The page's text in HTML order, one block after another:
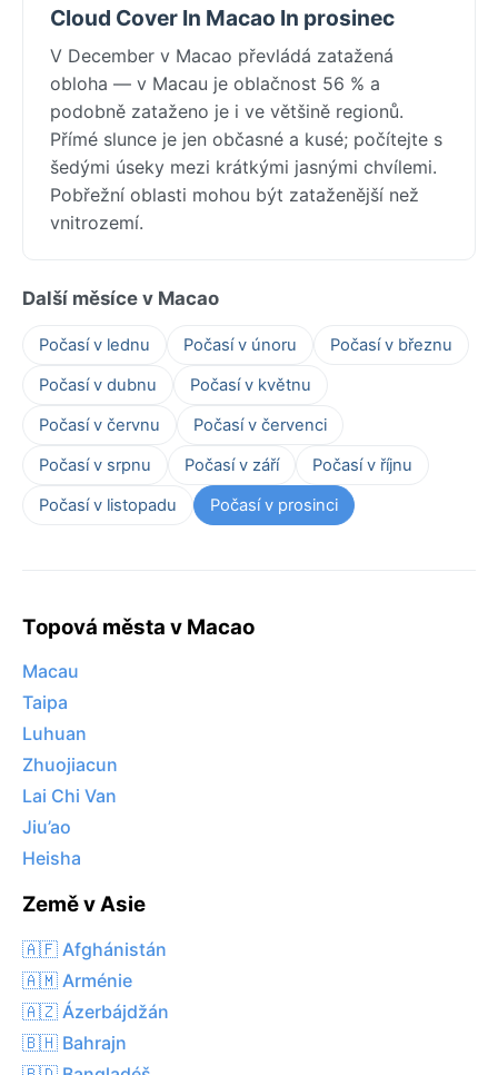
Cloud Cover In Macao In prosinec
V December v Macao převládá zatažená
obloha — v Macau je oblačnost 56 % a
podobně zataženo je i ve většině regionů.
Přímé slunce je jen občasné a kusé; počítejte s
šedými úseky mezi krátkými jasnými chvílemi.
Pobřežní oblasti mohou být zataženější než
vnitrozemí.
Další měsíce v Macao
Počasí v lednu Počasí v únoru
Počasí v březnu
Počasí v dubnu
Počasí v květnu
Počasí v červnu
Počasí v červenci
Počasí v srpnu
Počasí v září
Počasí v říjnu
Počasí v listopadu
Počasí v prosinci
Topová města v Macao
Macau
Taipa
Luhuan
Zhuojiacun
Lai Chi Van
Jiu’ao
Heisha
Země v Asie
🇦🇫 Afghánistán
🇦🇲 Arménie
🇦🇿 Ázerbájdžán
🇧🇭 Bahrajn